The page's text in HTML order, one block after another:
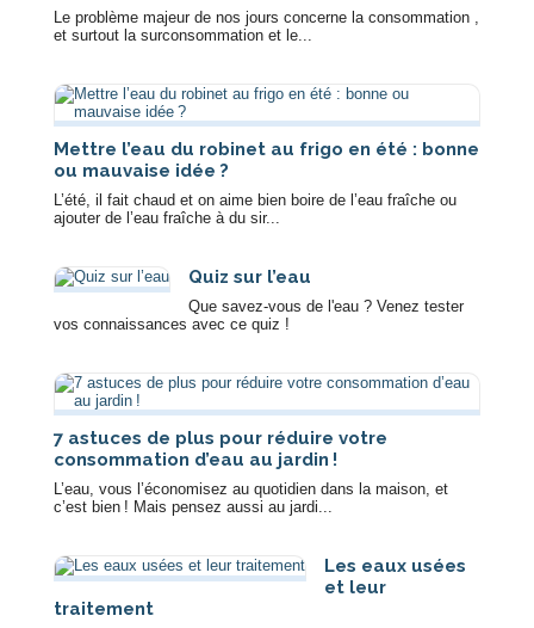
Le problème majeur de nos jours concerne la consommation ,
et surtout la surconsommation et le...
Mettre l’eau du robinet au frigo en été : bonne
ou mauvaise idée ?
L’été, il fait chaud et on aime bien boire de l’eau fraîche ou
ajouter de l’eau fraîche à du sir...
Quiz sur l’eau
Que savez-vous de l'eau ? Venez tester
vos connaissances avec ce quiz !
7 astuces de plus pour réduire votre
consommation d’eau au jardin !
L’eau, vous l’économisez au quotidien dans la maison, et
c’est bien ! Mais pensez aussi au jardi...
Les eaux usées
et leur
traitement